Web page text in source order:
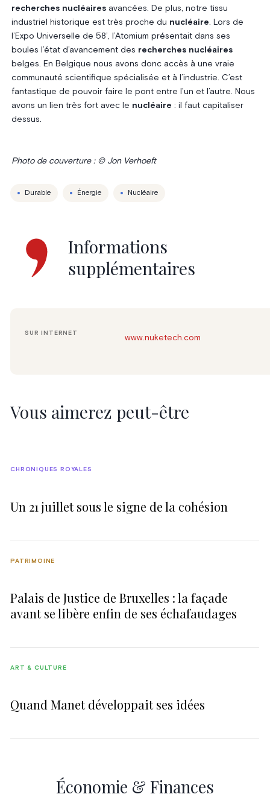
recherches nucléairesavancées. De plus, notre tissu
industriel historique est très proche du nucléaire. Lors de
l’Expo Universelle de 58’, l’Atomium présentait dans ses
boules l’état d’avancement des recherches nucléaires
belges. En Belgique nous avons donc accès à une vraie
communauté scientifique spécialisée et à l’industrie. C’est
fantastique de pouvoir faire le pont entre l’un et l’autre. Nous
avons un lien très fort avec le nucléaire : il faut capitaliser
dessus.
Photo de couverture : © Jon Verhoeft
Durable Énergie Nucléaire
Vous aimerez peut-être
Un 21 juillet sous le signe de la cohésion
CHRONIQUES ROYALES
Palais de Justice de Bruxelles : la façade
avant se libère enfin de ses échafaudages
PATRIMOINE
Quand Manet développait ses idées
ART & CULTURE
Informations
supplémentaires
SUR INTERNET
www.nuketech.com
Économie & Finances